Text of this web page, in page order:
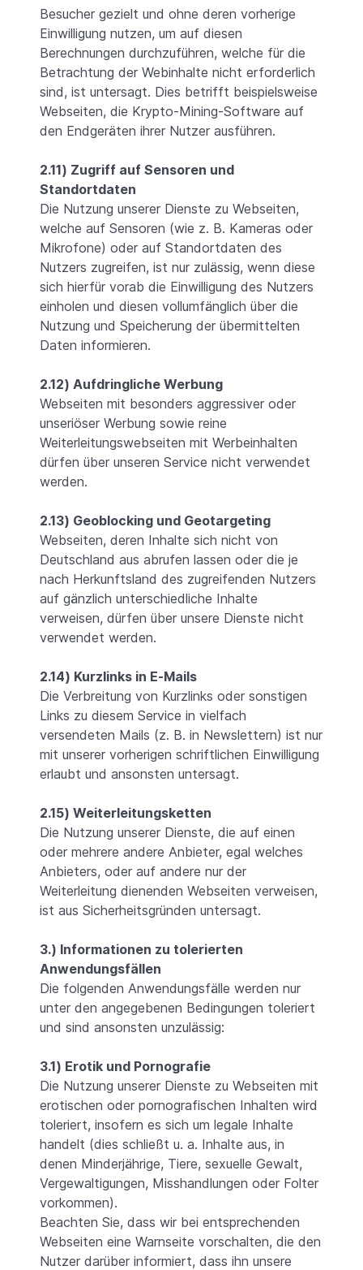
Besucher gezielt und ohne deren vorherige
Einwilligung nutzen, um auf diesen
Berechnungen durchzuführen, welche für die
Betrachtung der Webinhalte nicht erforderlich
sind, ist untersagt. Dies betrifft beispielsweise
Webseiten, die Krypto-Mining-Software auf
den Endgeräten ihrer Nutzer ausführen.
2.11) Zugriff auf Sensoren und
Standortdaten
Die Nutzung unserer Dienste zu Webseiten,
welche auf Sensoren (wie z. B. Kameras oder
Mikrofone) oder auf Standortdaten des
Nutzers zugreifen, ist nur zulässig, wenn diese
sich hierfür vorab die Einwilligung des Nutzers
einholen und diesen vollumfänglich über die
Nutzung und Speicherung der übermittelten
Daten informieren.
2.12) Aufdringliche Werbung
Webseiten mit besonders aggressiver oder
unseriöser Werbung sowie reine
Weiterleitungswebseiten mit Werbeinhalten
dürfen über unseren Service nicht verwendet
werden.
2.13) Geoblocking und Geotargeting
Webseiten, deren Inhalte sich nicht von
Deutschland aus abrufen lassen oder die je
nach Herkunftsland des zugreifenden Nutzers
auf gänzlich unterschiedliche Inhalte
verweisen, dürfen über unsere Dienste nicht
verwendet werden.
2.14) Kurzlinks in E-Mails
Die Verbreitung von Kurzlinks oder sonstigen
Links zu diesem Service in vielfach
versendeten Mails (z. B. in Newslettern) ist nur
mit unserer vorherigen schriftlichen Einwilligung
erlaubt und ansonsten untersagt.
2.15) Weiterleitungsketten
Die Nutzung unserer Dienste, die auf einen
oder mehrere andere Anbieter, egal welches
Anbieters, oder auf andere nur der
Weiterleitung dienenden Webseiten verweisen,
ist aus Sicherheitsgründen untersagt.
3.) Informationen zu tolerierten
Anwendungsfällen
Die folgenden Anwendungsfälle werden nur
unter den angegebenen Bedingungen toleriert
und sind ansonsten unzulässig:
3.1) Erotik und Pornografie
Die Nutzung unserer Dienste zu Webseiten mit
erotischen oder pornografischen Inhalten wird
toleriert, insofern es sich um legale Inhalte
handelt (dies schließt u. a. Inhalte aus, in
denen Minderjährige, Tiere, sexuelle Gewalt,
Vergewaltigungen, Misshandlungen oder Folter
vorkommen).
Beachten Sie, dass wir bei entsprechenden
Webseiten eine Warnseite vorschalten, die den
Nutzer darüber informiert, dass ihn unsere